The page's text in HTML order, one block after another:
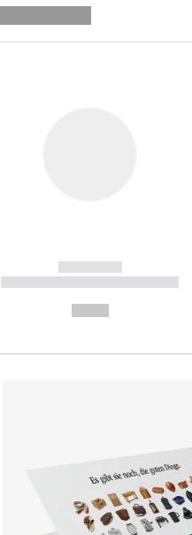
------------
----------- ----------- ----------